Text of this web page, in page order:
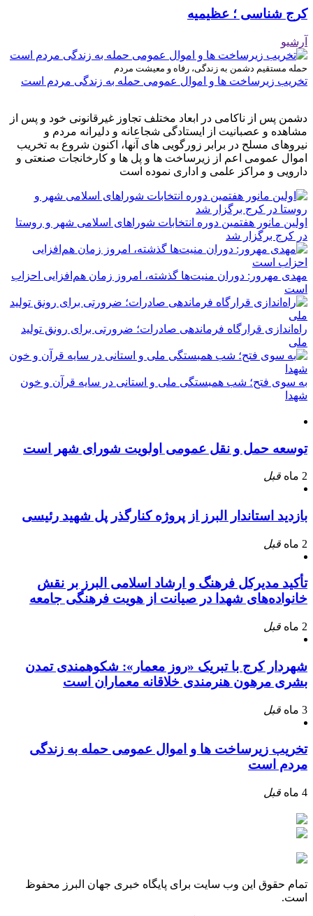
کرج شناسی ؛ عظیمیه
آرشیو
حمله مستقیم دشمن به زندگی، رفاه و معیشت مردم
تخریب زیرساخت ها و اموال عمومی حمله به زندگی مردم است
دشمن پس از ناکامی در ابعاد مختلف تجاوز غیرقانونی خود و پس از
مشاهده و عصبانیت از ایستادگی شجاعانه و دلیرانه مردم و
نیروهای مسلح در برابر زورگویی های آنها، اکنون شروع به تخریب
اموال عمومی اعم از زیرساخت ها و پل ها و کارخانجات صنعتی و
دارویی و مراکز علمی و اداری نموده است
اولین مانور هفتمین دوره انتخابات شوراهای اسلامی شهر و روستا
در کرج برگزار شد
مهدی مهرور: دوران منیت‌ها گذشته، امروز زمان هم‌افزایی احزاب
است
راه‌اندازی قرارگاه فرماندهی صادرات؛ ضرورتی برای رونق تولید
ملی
به سوی فتح؛ شب همبستگی ملی و استانی در سایه قرآن و خون
شهدا
توسعه حمل و نقل عمومی اولویت شورای شهر است
2 ماه قبل
بازدید استاندار البرز از پروژه کنارگذر پل شهید رئیسی
2 ماه قبل
تأکید مدیرکل فرهنگ و ارشاد اسلامی البرز بر نقش
خانواده‌های شهدا در صیانت از هویت فرهنگی جامعه
2 ماه قبل
شهردار کرج با تبریک «روز معمار»: شکوهمندی تمدن
بشری مرهون هنرمندی خلاقانه معماران است
3 ماه قبل
تخریب زیرساخت ها و اموال عمومی حمله به زندگی
مردم است
4 ماه قبل
تمام حقوق این وب سایت برای پایگاه خبری جهان البرز محفوظ
است.